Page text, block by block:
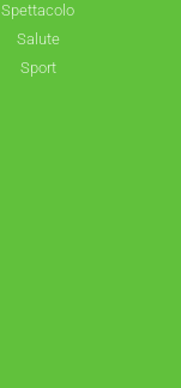
Spettacolo
Salute
Sport